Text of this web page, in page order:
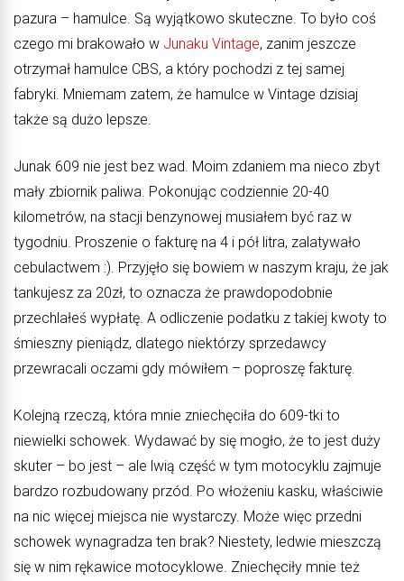
pazura – hamulce. Są wyjątkowo skuteczne. To było coś
czego mi brakowało w Junaku Vintage, zanim jeszcze
otrzymał hamulce CBS, a który pochodzi z tej samej
fabryki. Mniemam zatem, że hamulce w Vintage dzisiaj
także są dużo lepsze.
Junak 609 nie jest bez wad. Moim zdaniem ma nieco zbyt
mały zbiornik paliwa. Pokonując codziennie 20-40
kilometrów, na stacji benzynowej musiałem być raz w
tygodniu. Proszenie o fakturę na 4 i pół litra, zalatywało
cebulactwem :). Przyjęło się bowiem w naszym kraju, że jak
tankujesz za 20zł, to oznacza że prawdopodobnie
przechlałeś wypłatę. A odliczenie podatku z takiej kwoty to
śmieszny pieniądz, dlatego niektórzy sprzedawcy
przewracali oczami gdy mówiłem – poproszę fakturę.
Kolejną rzeczą, która mnie zniechęciła do 609-tki to
niewielki schowek. Wydawać by się mogło, że to jest duży
skuter – bo jest – ale lwią część w tym motocyklu zajmuje
bardzo rozbudowany przód. Po włożeniu kasku, właściwie
na nic więcej miejsca nie wystarczy. Może więc przedni
schowek wynagradza ten brak? Niestety, ledwie mieszczą
się w nim rękawice motocyklowe. Zniechęciły mnie też